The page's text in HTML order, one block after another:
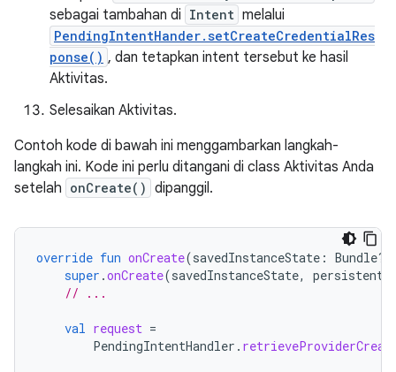
sebagai tambahan di Intent melalui
PendingIntentHander.setCreateCredentialRes
ponse() , dan tetapkan intent tersebut ke hasil
Aktivitas.
Selesaikan Aktivitas.
Contoh kode di bawah ini menggambarkan langkah-
langkah ini. Kode ini perlu ditangani di class Aktivitas Anda
setelah onCreate() dipanggil.
override fun onCreate(savedInstanceState : Bundle?,
super .onCreate(savedInstanceState,
// ...
val request =
PendingIntentHandler .